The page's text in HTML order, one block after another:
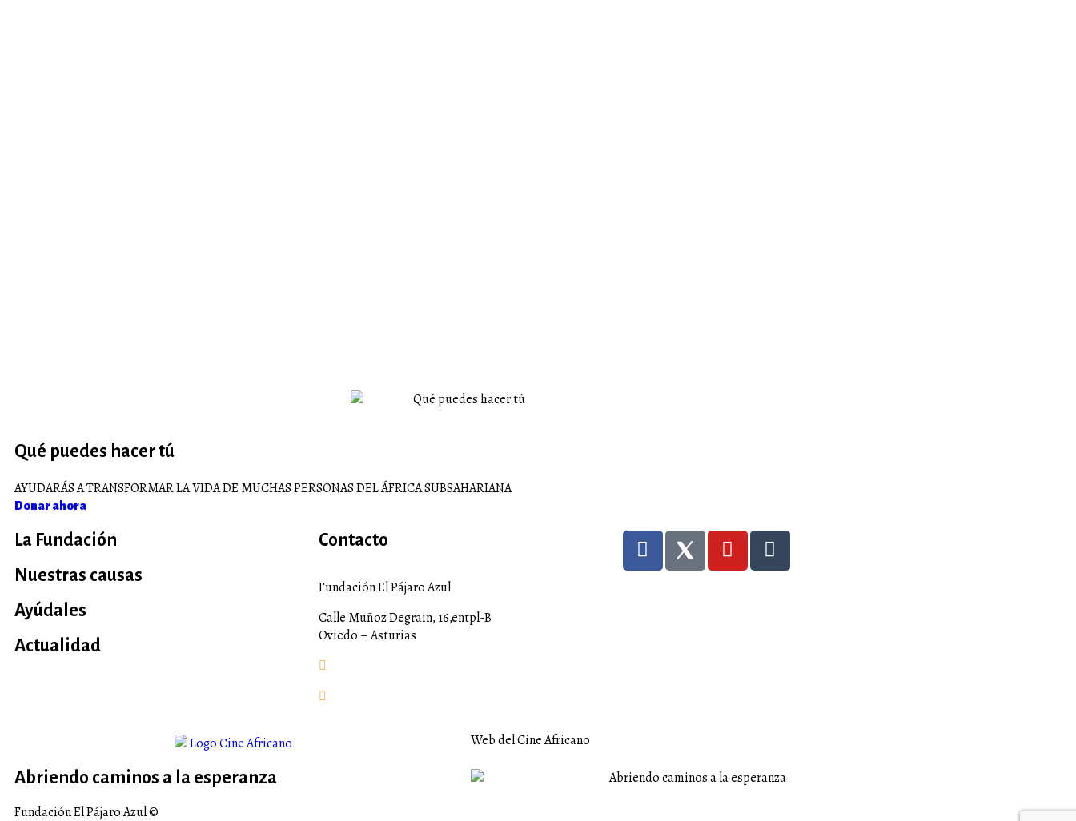
Qué puedes hacer tú
AYUDARÁS A TRANSFORMAR LA VIDA DE MUCHAS PERSONAS DEL ÁFRICA SUBSAHARIANA
Donar ahora
La Fundación
Nuestras causas
Ayúdales
Actualidad
Contacto
Fundación El Pájaro Azul
Calle Muñoz Degrain, 16,entpl-B
Oviedo – Asturias
Web del Cine Africano
Abriendo caminos a la esperanza
Fundación El Pájaro Azul ©